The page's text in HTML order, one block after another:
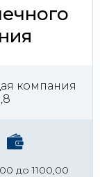
компания
до 1100,00